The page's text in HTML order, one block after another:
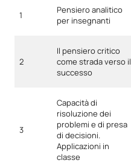
1
Pensiero analitico
per insegnanti
2
Il pensiero critico
come strada verso il
successo
3
Capacità di
risoluzione dei
problemi e di presa
di decisioni.
Applicazioni in
classe